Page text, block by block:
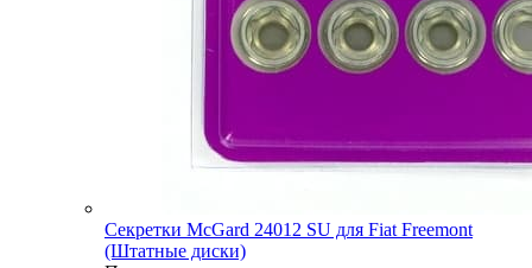
Секретки McGard 24012 SU для Fiat Freemont
(Штатные диски)